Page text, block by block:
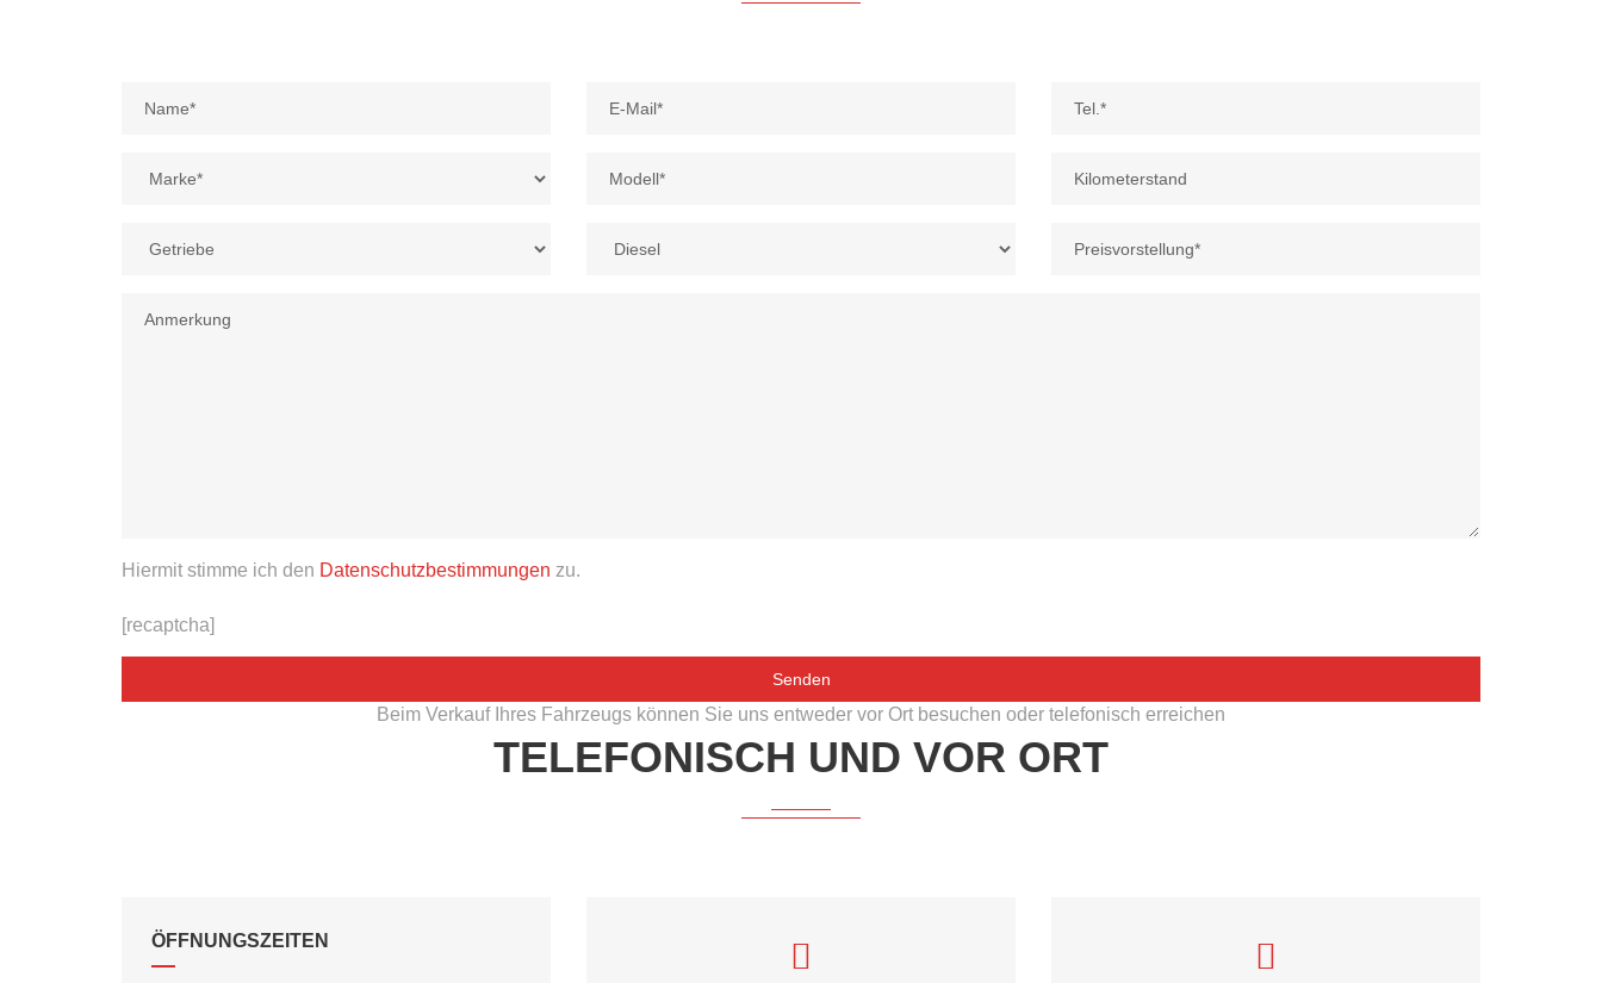
Hiermit stimme ich den Datenschutzbestimmungen zu.
[recaptcha]
Beim Verkauf Ihres Fahrzeugs können Sie uns entweder vor Ort besuchen oder telefonisch erreichen
TELEFONISCH UND VOR ORT
ÖFFNUNGSZEITEN